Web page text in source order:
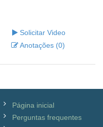
Solicitar Video
Anotações (0)
Página inicial
Perguntas frequentes